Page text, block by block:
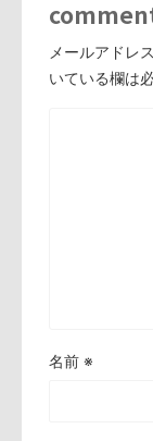
メールアドレ
いている欄は
名前 ※